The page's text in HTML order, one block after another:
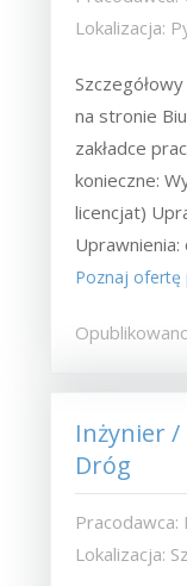
Lokalizacja:
na stronie
zakładce
konieczne:
licencjat)
Uprawnienia:
Poznaj
Inżynier
Dróg
Lokalizacja: